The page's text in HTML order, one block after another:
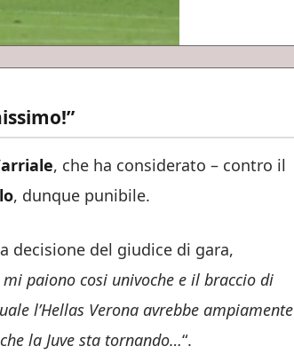
, che ha considerato – contro il
, dunque punibile.
del giudice di gara,
paiono cosi univoche e il braccio di
l’Hellas Verona avrebbe ampiamente
la Juve sta tornando…“.